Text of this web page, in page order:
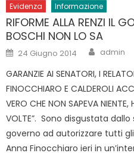
Evidenza Informazione
RIFORME ALLA RENZI IL
BOSCHI NON LO SA
Posted
on
24 Giugno 2014 Author
admin
GARANZIE AI SENATORI, I
FINOCCHIARO E CALDEROLI
VERO CHE NON SAPEVA
VOLTE”. Sono disgustata
governo ad autorizzare tutti
Anna Finocchiaro ieri in